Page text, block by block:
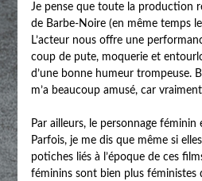
Je pense que toute la production
de Barbe-Noire (en même temps
L’acteur nous offre une
coup de pute, moquerie et
d’une bonne humeur trompeuse.
m’a beaucoup amusé, car
Par ailleurs, le personnage féminin
Parfois, je me dis que même si
potiches liés à l’époque de ces
féminins sont bien plus féministes